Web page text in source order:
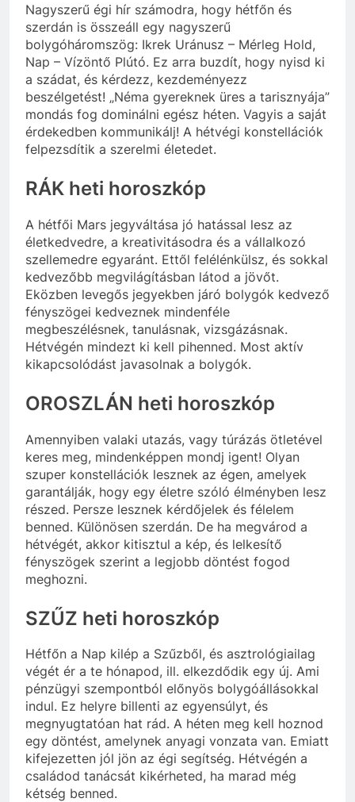
Nagyszerű égi hír számodra, hogy hétfőn és
szerdán is összeáll egy nagyszerű
bolygóháromszög: Ikrek Uránusz – Mérleg Hold,
Nap – Vízöntő Plútó. Ez arra buzdít, hogy nyisd ki
a szádat, és kérdezz, kezdeményezz
beszélgetést! „Néma gyereknek üres a tarisznyája”
mondás fog dominálni egész héten. Vagyis a saját
érdekedben kommunikálj! A hétvégi konstellációk
felpezsdítik a szerelmi életedet.
RÁK heti horoszkóp
A hétfői Mars jegyváltása jó hatással lesz az
életkedvedre, a kreativitásodra és a vállalkozó
szellemedre egyaránt. Ettől felélénkülsz, és sokkal
kedvezőbb megvilágításban látod a jövőt.
Eközben levegős jegyekben járó bolygók kedvező
fényszögei kedveznek mindenféle
megbeszélésnek, tanulásnak, vizsgázásnak.
Hétvégén mindezt ki kell pihenned. Most aktív
kikapcsolódást javasolnak a bolygók.
OROSZLÁN heti horoszkóp
Amennyiben valaki utazás, vagy túrázás ötletével
keres meg, mindenképpen mondj igent! Olyan
szuper konstellációk lesznek az égen, amelyek
garantálják, hogy egy életre szóló élményben lesz
részed. Persze lesznek kérdőjelek és félelem
benned. Különösen szerdán. De ha megvárod a
hétvégét, akkor kitisztul a kép, és lelkesítő
fényszögek szerint a legjobb döntést fogod
meghozni.
SZŰZ heti horoszkóp
Hétfőn a Nap kilép a Szűzből, és asztrológiailag
végét ér a te hónapod, ill. elkezdődik egy új. Ami
pénzügyi szempontból előnyös bolygóállásokkal
indul. Ez helyre billenti az egyensúlyt, és
megnyugtatóan hat rád. A héten meg kell hoznod
egy döntést, amelynek anyagi vonzata van. Emiatt
kifejezetten jól jön az égi segítség. Hétvégén a
családod tanácsát kikérheted, ha marad még
kétség benned.